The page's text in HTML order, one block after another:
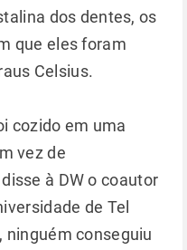
dos dentes, os
que eles foram
Celsius.
cozido em uma
vez de
à DW o coautor
de Tel
ninguém conseguiu